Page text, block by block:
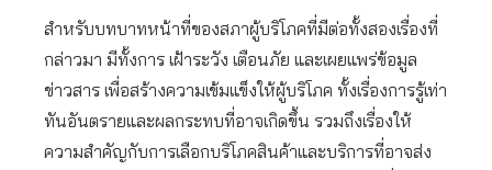
สำหรับบทบาทหน้าที่ของสภาผู้บริโภคที่มีต่อทั้งสองเรื่องที่
กล่าวมา มีทั้งการ เฝ้าระวัง เตือนภัย และเผยแพร่ข้อมูล
ข่าวสาร เพื่อสร้างความเข้มแข็งให้ผู้บริโภค ทั้งเรื่องการรู้เท่า
ทันอันตรายและผลกระทบที่อาจเกิดขึ้น รวมถึงเรื่องให้
ความสำคัญกับการเลือกบริโภคสินค้าและบริการที่อาจส่ง